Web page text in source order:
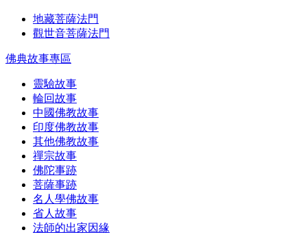
地藏菩薩法門
觀世音菩薩法門
佛典故事專區
靈驗故事
輪回故事
中國佛教故事
印度佛教故事
其他佛教故事
禪宗故事
佛陀事跡
菩薩事跡
名人學佛故事
省人故事
法師的出家因緣